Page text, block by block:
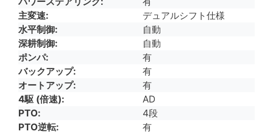
主変速
デュアルシフト仕様
水平制御
自動
深耕制御
自動
ポンパ
有
バックアップ
有
オートアップ
有
4駆 (倍速)
AD
PTO
4段
PTO逆転
有